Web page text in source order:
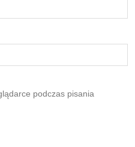
podczas pisania